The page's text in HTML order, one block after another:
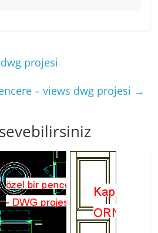
dwg projesi
– views dwg projesi →